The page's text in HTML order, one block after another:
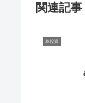
関連記事
株投資